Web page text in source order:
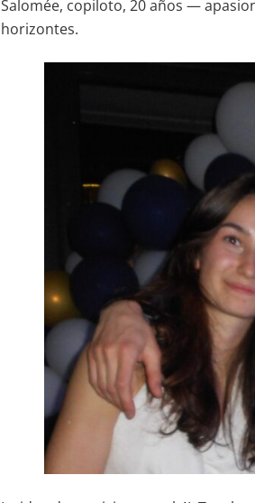
Salomée, copiloto, 20 años —
horizontes.